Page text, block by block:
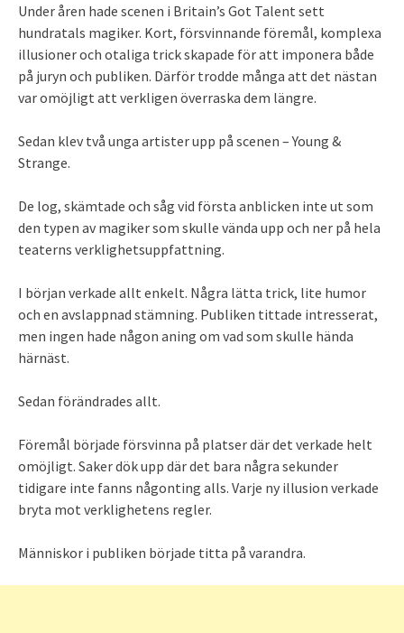
Under åren hade scenen i Britain’s Got Talent sett
hundratals magiker. Kort, försvinnande föremål, komplexa
illusioner och otaliga trick skapade för att imponera både
på juryn och publiken. Därför trodde många att det nästan
var omöjligt att verkligen överraska dem längre.
Sedan klev två unga artister upp på scenen – Young &
Strange.
De log, skämtade och såg vid första anblicken inte ut som
den typen av magiker som skulle vända upp och ner på hela
teaterns verklighetsuppfattning.
I början verkade allt enkelt. Några lätta trick, lite humor
och en avslappnad stämning. Publiken tittade intresserat,
men ingen hade någon aning om vad som skulle hända
härnäst.
Sedan förändrades allt.
Föremål började försvinna på platser där det verkade helt
omöjligt. Saker dök upp där det bara några sekunder
tidigare inte fanns någonting alls. Varje ny illusion verkade
bryta mot verklighetens regler.
Människor i publiken började titta på varandra.